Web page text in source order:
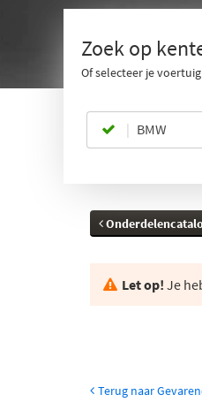
Zoek op
Of selecteer je
BMW
Let op! Je
Terug naar